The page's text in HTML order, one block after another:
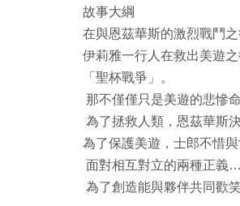
故事大綱
在與恩茲華斯的激烈戰鬥
伊莉雅一行人在救出美遊
「聖杯戰爭」。
那不僅僅只是美遊的悲慘
為了拯救人類，恩茲華斯
為了保護美遊，士郎不惜
面對相互對立的兩種正義
為了創造能與夥伴共同歡